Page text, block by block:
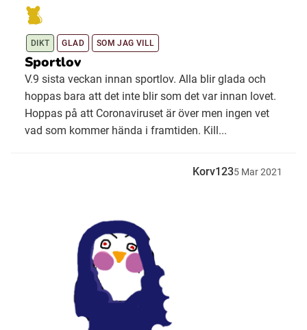
Lovari (Romska)
DIKT GLAD SOM JAG VILL
Sportlov
V.9 sista veckan innan sportlov. Alla blir glada och
hoppas bara att det inte blir som det var innan lovet.
Hoppas på att Coronaviruset är över men ingen vet
vad som kommer hända i framtiden. Kill...
Korv1235 Mar2021